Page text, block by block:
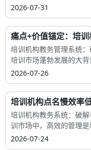
2026-07-31
痛点+价值锚定：培
培训机构教务管理系统
培训市场蓬勃发展的大
2026-07-26
培训机构点名慢效率
培训机构教务系统：破
训市场中，高效的管理
2026-07-24